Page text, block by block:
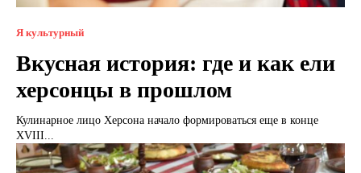
Я культурный
Вкусная история: где и как ели
херсонцы в прошлом
Кулинарное лицо Херсона начало формироваться еще в конце
XVIII...